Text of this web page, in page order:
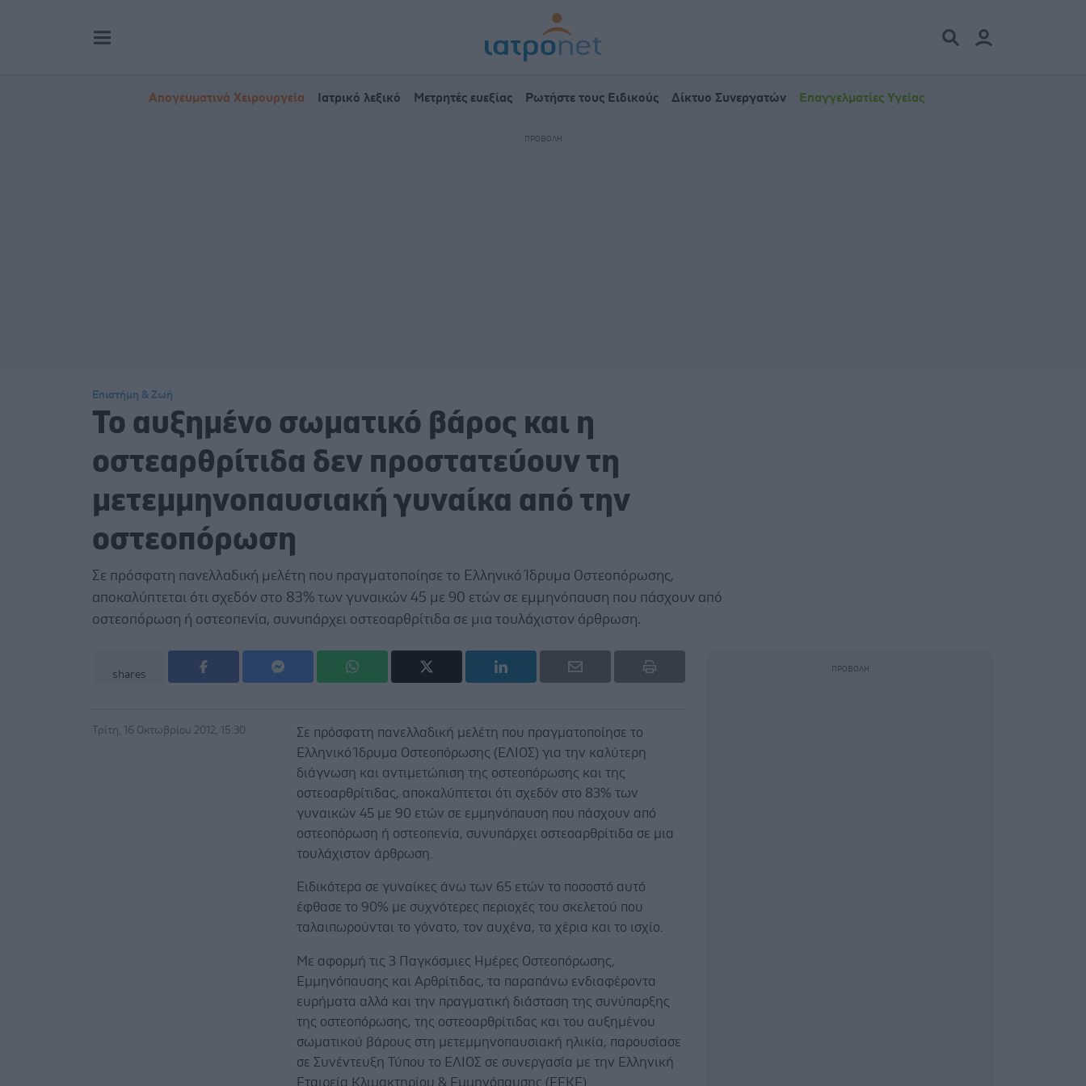
Απογευματινά Χειρουργεία Ιατρικό λεξικό Μετρητές ευεξίας Ρωτήστε τους Ειδικούς Δίκτυο Συνεργατών Επαγγελματίες Υγείας
Επιστήμη & Ζωή
Το αυξημένο σωματικό βάρος και η
οστεαρθρίτιδα δεν προστατεύουν τη
μετεμμηνοπαυσιακή γυναίκα από την
οστεοπόρωση
Σε πρόσφατη πανελλαδική μελέτη που πραγματοποίησε το Ελληνικό Ίδρυμα Οστεοπόρωσης,
αποκαλύπτεται ότι σχεδόν στο 83% των γυναικών 45 με 90 ετών σε εμμηνόπαυση που πάσχουν από
οστεοπόρωση ή οστεοπενία, συνυπάρχει οστεοαρθρίτιδα σε μια τουλάχιστον άρθρωση.
shares
Τρίτη, 16 Οκτωβρίου 2012, 15:30
Σε πρόσφατη πανελλαδική μελέτη που πραγματοποίησε το
Ελληνικό Ίδρυμα Οστεοπόρωσης (ΕΛΙΟΣ) για την καλύτερη
διάγνωση και αντιμετώπιση της οστεοπόρωσης και της
οστεοαρθρίτιδας, αποκαλύπτεται ότι σχεδόν στο 83% των
γυναικών 45 με 90 ετών σε εμμηνόπαυση που πάσχουν από
οστεοπόρωση ή οστεοπενία, συνυπάρχει οστεοαρθρίτιδα σε μια
τουλάχιστον άρθρωση.
Ειδικότερα σε γυναίκες άνω των 65 ετών το ποσοστό αυτό
έφθασε το 90% με συχνότερες περιοχές του σκελετού που
ταλαιπωρούνται το γόνατο, τον αυχένα, τα χέρια και το ισχίο.
Με αφορμή τις 3 Παγκόσμιες Ημέρες Οστεοπόρωσης,
Εμμηνόπαυσης και Αρθρίτιδας, τα παραπάνω ενδιαφέροντα
ευρήματα αλλά και την πραγματική διάσταση της συνύπαρξης
της οστεοπόρωσης, της οστεοαρθρίτιδας και του αυξημένου
σωματικού βάρους στη μετεμμηνοπαυσιακή ηλικία, παρουσίασε
σε Συνέντευξη Τύπου το ΕΛΙΟΣ σε συνεργασία με την Ελληνική
Εταιρεία Κλιμακτηρίου & Εμμηνόπαυσης (ΕΕΚΕ).